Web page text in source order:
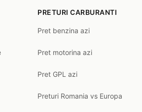
PRETURI CARBURANTI
Pret benzina azi
Pret motorina azi
Pret GPL azi
Preturi Romania vs Europa